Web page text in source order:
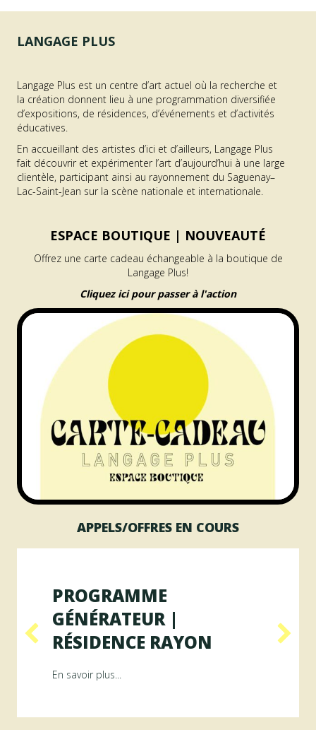
N'hésitez pas à nous contacter!
418 668.6635 poste 2
LANGAGE PLUS
Langage Plus est un centre d’art actuel où la recherche et
la création donnent lieu à une programmation diversifiée
d’expositions, de résidences, d’événements et d’activités
fait découvrir et expérimenter l’art d’aujourd’hui à une large
clientèle, participant ainsi au rayonnement du Saguenay–
Lac-Saint-Jean sur la scène nationale et internationale.
ESPACE BOUTIQUE |NOUVEAUTÉ
Offrez une carte cadeau échangeable à la boutique de
Langage Plus!
Cliquez ici pour passer à l'action
APPELS/OFFRES EN COURS
PROGRAMME
RÉSIDENCE RAYON